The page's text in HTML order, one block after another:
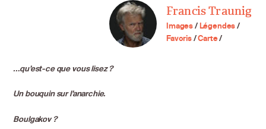
Francis Traunig
Images/Légendes/
Favoris/Carte/
…qu’est-ce que vous lisez ?
Un bouquin sur l’anarchie.
Boulgakov ?